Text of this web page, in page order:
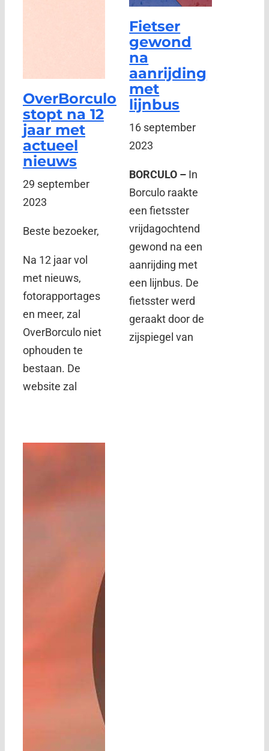
OverBorculo
stopt na 12
jaar met
actueel
nieuws
29 september
2023
Beste bezoeker,
Na 12 jaar vol
met nieuws,
fotorapportages
en meer, zal
OverBorculo niet
ophouden te
bestaan. De
website zal
Fietser
gewond
na
aanrijding
met
lijnbus
16 september
2023
BORCULO – In
Borculo raakte
een fietsster
vrijdagochtend
gewond na een
aanrijding met
een lijnbus. De
fietsster werd
geraakt door de
zijspiegel van